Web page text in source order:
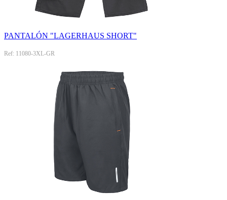
PANTALÓN "LAGERHAUS SHORT"
Ref: 11080-3XL-GR